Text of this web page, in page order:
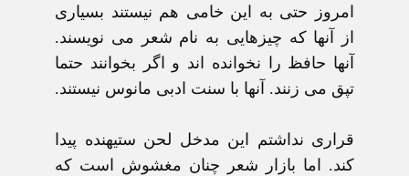
امروز حتی به اين خامی هم نيستند بسياری
از آنها که چيزهايی به نام شعر می نويسند.
آنها حافظ را نخوانده اند و اگر بخوانند حتما
تپق می زنند. آنها با سنت ادبی مانوس نيستند.
قراری نداشتم اين مدخل لحن ستيهنده پيدا
کند. اما بازار شعر چنان مغشوش است که